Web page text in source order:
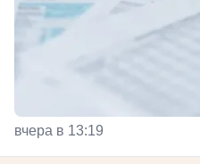
вчера в 13:19